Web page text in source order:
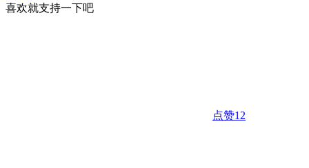
喜欢就支持一下吧
点赞12